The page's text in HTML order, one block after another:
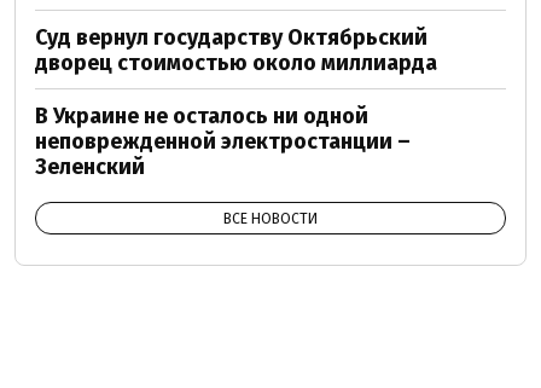
Суд вернул государству Октябрьский
дворец стоимостью около миллиарда
В Украине не осталось ни одной
неповрежденной электростанции –
Зеленский
ВСЕ НОВОСТИ